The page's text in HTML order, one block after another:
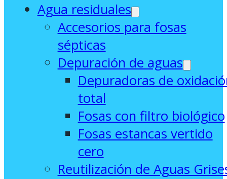
Agua residuales
Accesorios para fosas
sépticas
Depuración de aguas
Depuradoras de
total
Fosas con filtro biológico
Fosas estancas vertido
cero
Reutilización de Aguas